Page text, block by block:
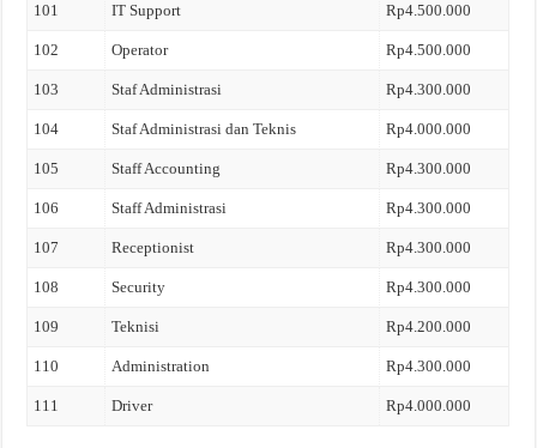
101 IT Support Rp4.500.000
102 Operator Rp4.500.000
103 Staf Administrasi Rp4.300.000
104 Staf Administrasi dan Teknis Rp4.000.000
105 Staff Accounting Rp4.300.000
106 Staff Administrasi Rp4.300.000
107 Receptionist Rp4.300.000
108 Security Rp4.300.000
109 Teknisi Rp4.200.000
110 Administration Rp4.300.000
111 Driver Rp4.000.000